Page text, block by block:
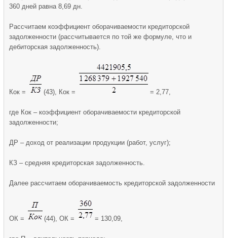
360 дней равна 8,69 дн.
Рассчитаем коэффициент оборачиваемости кредиторской
задолженности (рассчитывается по той же формуле, что и
дебиторская задолженность).
Кок = (43), Кок = = 2,77,
где Кок – коэффициент оборачиваемости кредиторской
задолженности;
ДР – доход от реализации продукции (работ, услуг);
КЗ – средняя кредиторская задолженность.
Далее рассчитаем оборачиваемость кредиторской задолженности
ОК = (44), ОК = = 130,09,